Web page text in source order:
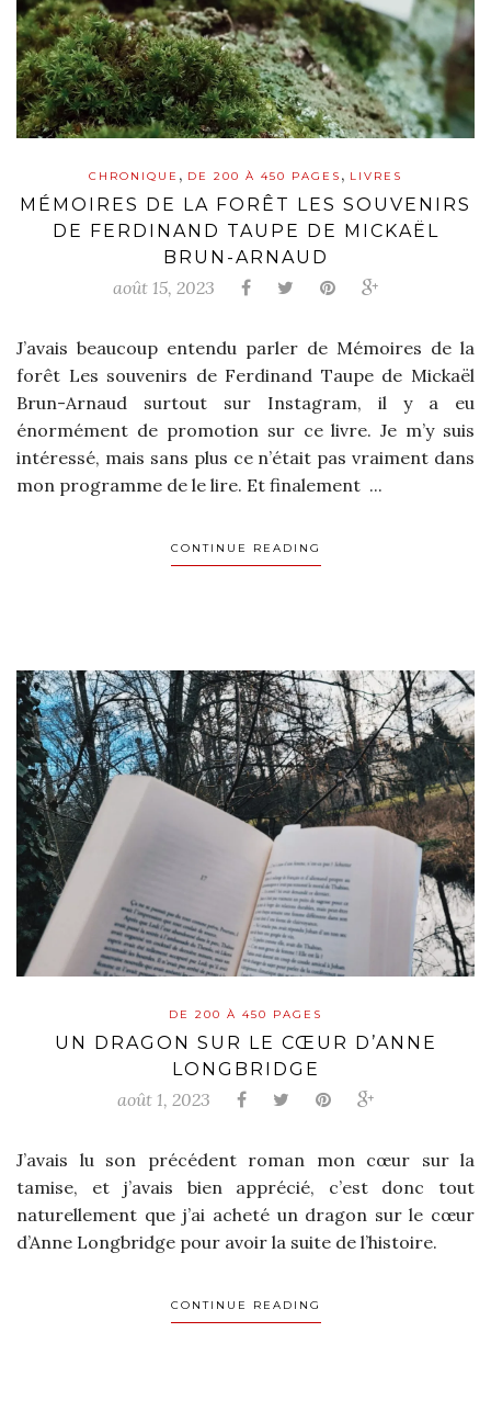
CHRONIQUE , DE 200 À 450 PAGES , LIVRES
MÉMOIRES DE LA FORÊT LES SOUVENIRS
DE FERDINAND TAUPE DE MICKAËL
BRUN-ARNAUD
août 15, 2023
J’avais beaucoup entendu parler de Mémoires de la
forêt Les souvenirs de Ferdinand Taupe de Mickaël
Brun-Arnaud surtout sur Instagram, il y a eu
énormément de promotion sur ce livre. Je m’y suis
intéressé, mais sans plus ce n’était pas vraiment dans
mon programme de le lire. Et finalement ...
CONTINUE READING
DE 200 À 450 PAGES
UN DRAGON SUR LE CŒUR D’ANNE
LONGBRIDGE
août 1, 2023
J’avais lu son précédent roman mon cœur sur la
tamise, et j’avais bien apprécié, c’est donc tout
naturellement que j’ai acheté un dragon sur le cœur
d’Anne Longbridge pour avoir la suite de l’histoire.
CONTINUE READING